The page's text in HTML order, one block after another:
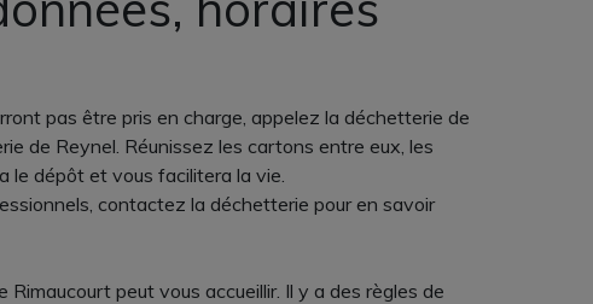
pas être pris en charge, appelez la déchetterie de
de Reynel. Réunissez les cartons entre eux, les
le dépôt et vous facilitera la vie.
contactez la déchetterie pour en savoir
peut vous accueillir. Il y a des règles de